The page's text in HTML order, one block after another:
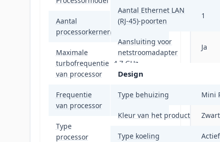
Aantal
processorkernen
14
Maximale
turbofrequentie
van processor
4,7 GHz
Frequentie
van processor
2,3 GHz
Type
processor
Ja
Aantal Ethernet LAN
(RJ-45)-poorten
1
Aansluiting voor
netstroomadapter
Ja
Design
Type behuizing Mini
Kleur van het product Zwart
Type koeling Actief